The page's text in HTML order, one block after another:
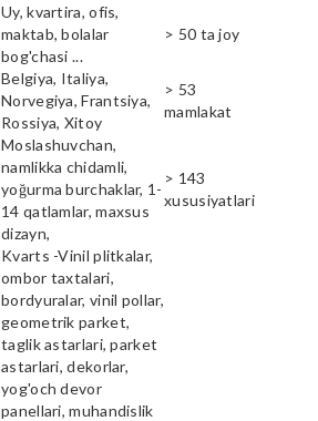
Uy, kvartira, ofis,
maktab, bolalar
bog'chasi ...
> 50 ta joy
Belgiya, Italiya,
Norvegiya, Frantsiya,
Rossiya, Xitoy
> 53
mamlakat
Moslashuvchan,
namlikka chidamli,
yoğurma burchaklar, 1-
14 qatlamlar, maxsus
dizayn,
> 143
xususiyatlari
Kvarts -Vinil plitkalar,
ombor taxtalari,
bordyuralar, vinil pollar,
geometrik parket,
taglik astarlari, parket
astarlari, dekorlar,
yog'och devor
panellari, muhandislik